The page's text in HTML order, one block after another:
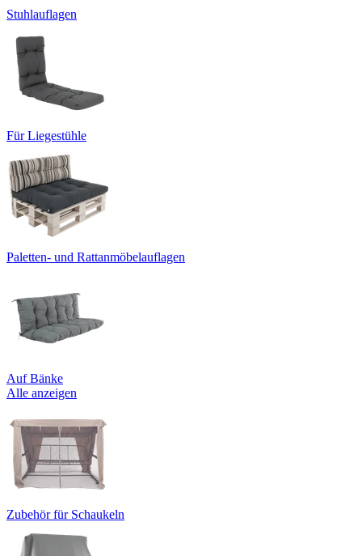
Stuhlauflagen
Für Liegestühle
Paletten- und Rattanmöbelauflagen
Auf Bänke
Alle anzeigen
Zubehör für Schaukeln